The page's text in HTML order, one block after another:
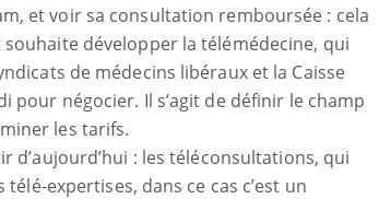
et voir sa consultation remboursée : cela
développer la télémédecine, qui
de médecins libéraux et la Caisse
pour négocier. Il s’agit de définir le champ
les tarifs.
: les téléconsultations, qui
expertises, dans ce cas c’est un
pour
ou
la
la rend
Insuline & Charge mentale : et si on
osait en parler??Youtube
En 2026, l'insuline dans le diabète de
reste entourée d'idées reçues chez les
patients comme parfois chez les